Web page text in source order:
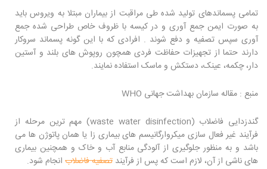
تمامی پسماندهای تولید شده طی مراقبت از بیماران مبتلا به ویروس باید
به صورت ایمن جمع آوری و در کیسه با ظروف خاص طراحی شده جمع
آوری سپس تصفیه و دفع شوند . افرادی که با این گونه پسماند سروکار
دارند حتما از تجهیزات حفاظت فردی همچون روپوش های بلند و آستین
دار، چکمه، عینک، دستکش و ماسک استفاده نمایند.
منبع : مقاله سازمان بهداشت جهانی WHO
گندزدایی فاضلاب (waste water disinfection) مهم ترین مرحله از
فرآیند غیر فعال سازی میکروارگانیسم های بیماری زا یا همان پاتوژن ها می
باشد و به منظور جلوگیری از آلودگی منابع آب و خاک و همچنین بیماری
های ناشی از آن، لازم است که پس از فرآیند تصفیه فاضلاب انجام شود.